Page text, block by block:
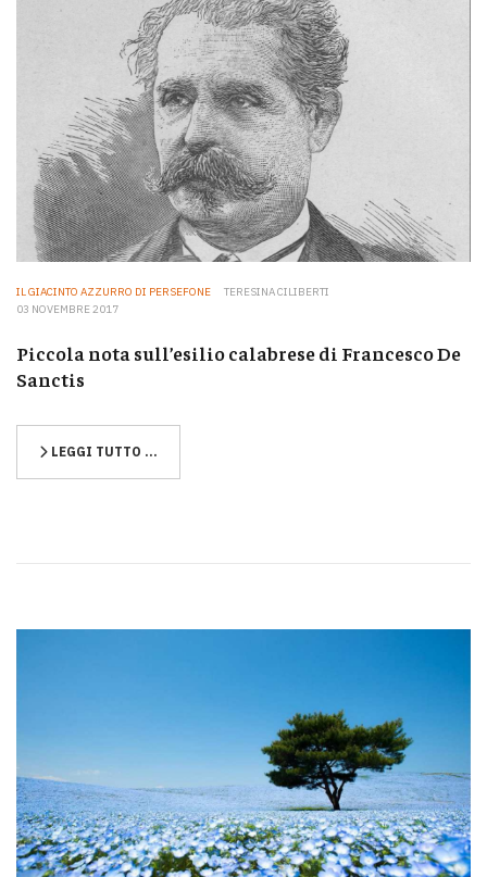
IL GIACINTO AZZURRO DI PERSEFONE
TERESINA CILIBERTI
03 NOVEMBRE 2017
Piccola nota sull’esilio calabrese di Francesco De
Sanctis
LEGGI TUTTO …